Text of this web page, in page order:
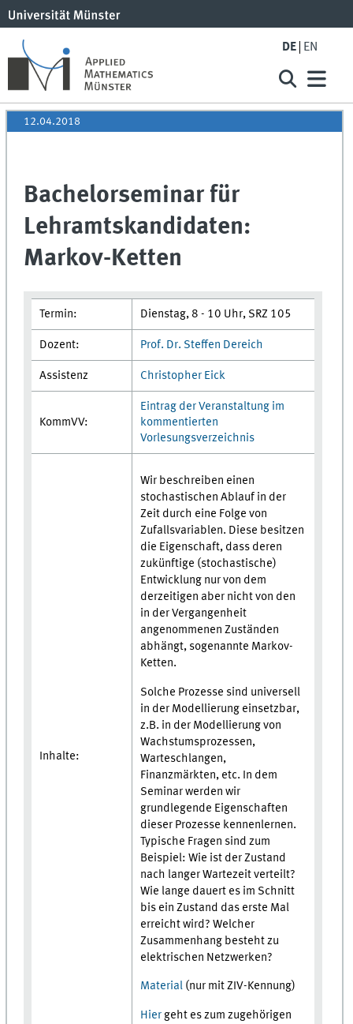
DE EN
12.04.2018
Bachelorseminar für
Lehramtskandidaten:
Markov-Ketten
Termin: Dienstag, 8 - 10 Uhr, SRZ 105
Dozent: Prof. Dr. Steffen Dereich
Assistenz Christopher Eick
KommVV:
Eintrag der Veranstaltung im
kommentierten
Vorlesungsverzeichnis
Inhalte:
Wir beschreiben einen
stochastischen Ablauf in der
Zeit durch eine Folge von
Zufallsvariablen. Diese besitzen
die Eigenschaft, dass deren
zukünftige (stochastische)
Entwicklung nur von dem
derzeitigen aber nicht von den
in der Vergangenheit
angenommenen Zuständen
abhängt, sogenannte Markov-
Ketten.
Solche Prozesse sind universell
in der Modellierung einsetzbar,
z.B. in der Modellierung von
Wachstumsprozessen,
Warteschlangen,
Finanzmärkten, etc. In dem
Seminar werden wir
grundlegende Eigenschaften
dieser Prozesse kennenlernen.
Typische Fragen sind zum
Beispiel: Wie ist der Zustand
nach langer Wartezeit verteilt?
Wie lange dauert es im Schnitt
bis ein Zustand das erste Mal
erreicht wird? Welcher
Zusammenhang besteht zu
elektrischen Netzwerken?
Material (nur mit ZIV-Kennung)
Hier geht es zum zugehörigen